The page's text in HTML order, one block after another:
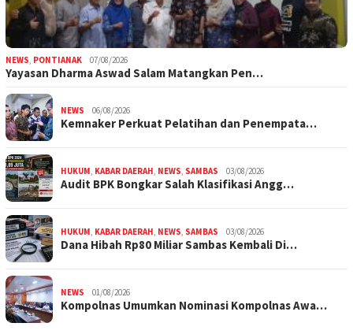
NEWS, PONTIANAK 07/08/2026
Yayasan Dharma Aswad Salam Matangkan Pen…
NEWS 06/08/2026
Kemnaker Perkuat Pelatihan dan Penempata…
HUKUM, KABAR DAERAH, NEWS, SAMBAS 03/08/2026
Audit BPK Bongkar Salah Klasifikasi Angg…
HUKUM, KABAR DAERAH, NEWS, SAMBAS 03/08/2026
Dana Hibah Rp80 Miliar Sambas Kembali Di…
NEWS 01/08/2026
Kompolnas Umumkan Nominasi Kompolnas Awa…